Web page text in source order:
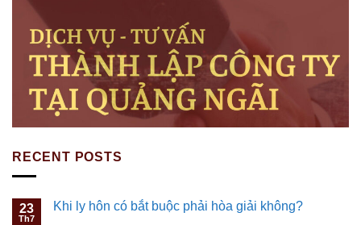
RECENT POSTS
23
Th7
Khi ly hôn có bắt buộc phải hòa giải không?